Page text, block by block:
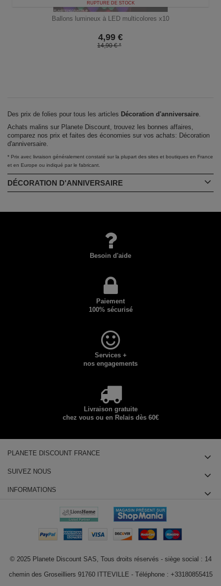
RUPTURE DE STOCK
Ballons lumineux à LED multicolores x10
4,99 €
14,90 € *
Des prix de folies pour tous les articles Décoration d'anniversaire.
Achats malins sur Planete Discount, trouvez les bonnes affaires,
comparez nos prix et faites des économies sur vos achats: Décoration
d'anniversaire.
* Prix avec livraison généralement constaté sur la plupart des sites et boutiques en France
et en Europe ou indiqué par le fabricant.
DÉCORATION D'ANNIVERSAIRE
Besoin d'aide
Paiement
100% sécurisé
Services +
nos engagements
Livraison gratuite
chez vous ou en Relais dès 60€
PLANETE DISCOUNT FRANCE
SUIVEZ NOUS
INFORMATIONS
© 2025 Planete Discount SAS, Tous droits réservés - siège social : 14
chemin des Groseilliers 91760 ITTEVILLE - Téléphone : +33180855415